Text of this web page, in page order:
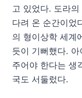
고 있었다. 도라
다려 온 순간이었
의 형이상학 세계
듯이 기뻐했다.
주어야 한다는 생
국도 서둘렀다.